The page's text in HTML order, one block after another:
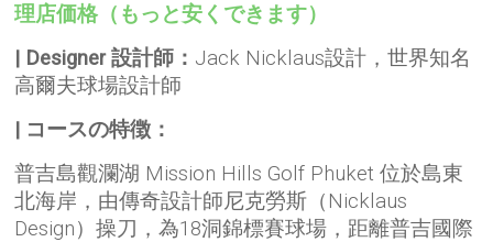
理店価格（もっと安くできます）
| Designer 設計師： Jack Nicklaus設計，世界知名
高爾夫球場設計師
| コースの特徴：
普吉島觀瀾湖 Mission Hills Golf Phuket 位於島東
北海岸，由傳奇設計師尼克勞斯（Nicklaus
Design）操刀，為18洞錦標賽球場，距離普吉國際